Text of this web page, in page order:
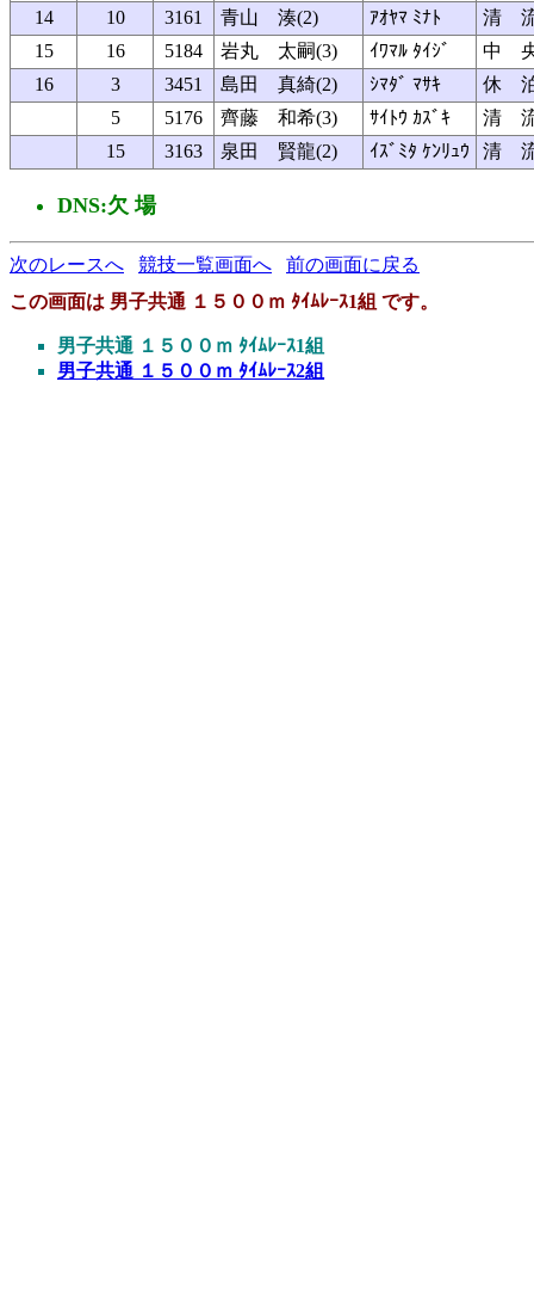
14
10 3161 青山 湊(2) ｱｵﾔﾏ ﾐﾅﾄ
清
15
16 5184 岩丸 太嗣(3) ｲﾜﾏﾙ ﾀｲｼﾞ
中
16
3 3451 島田 真綺(2) ｼﾏﾀﾞ ﾏｻｷ
休
5
5176 齊藤 和希(3) ｻｲﾄｳ ｶｽﾞｷ
清
15
3163 泉田 賢龍(2) ｲｽﾞﾐﾀ ｹﾝﾘｭｳ 清
DNS:欠 場
次のレースへ 競技一覧画面へ
前の画面に戻る
この画面は 男子共通 １５００ｍ ﾀｲﾑﾚｰｽ1組 です。
男子共通 １５００ｍ ﾀｲﾑﾚｰｽ1組
男子共通 １５００ｍ ﾀｲﾑﾚｰｽ2組